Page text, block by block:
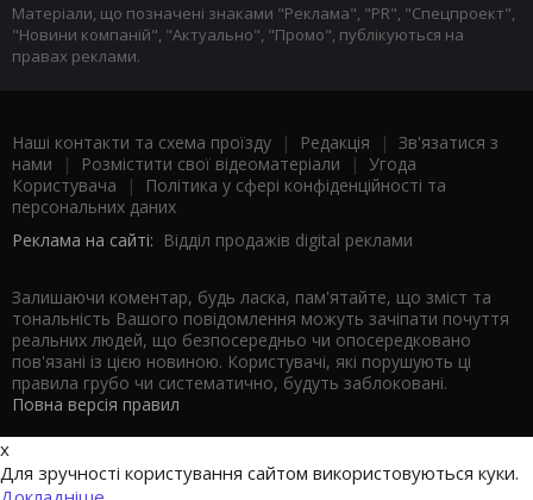
Матеріали, що позначені знаками "Реклама", "PR", "Спецпроект",
"Новини компаній", "Актуально", "Промо", публікуються на
правах реклами.
Наші контакти та схема проїзду | Редакція | Зв'язатися з
нами | Розмістити свої відеоматеріали | Угода
Користувача |
Політика у сфері конфіденційності та
персональних даних
Реклама на сайті: Відділ продажів digital реклами
Залишаючи коментар, будь ласка, пам'ятайте, що зміст та
тональність Вашого повідомлення можуть зачіпати почуття
реальних людей, що безпосередньо чи опосередковано
пов'язані із цією новиною. Користувачі, які порушують ці
правила грубо чи систематично, будуть заблоковані.
Повна версія правил
x
Для зручності користування сайтом використовуються куки.